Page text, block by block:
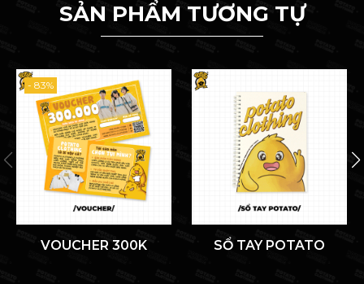
SẢN PHẨM TƯƠNG TỰ
- 83%
VOUCHER 300K SỔ TAY POTATO